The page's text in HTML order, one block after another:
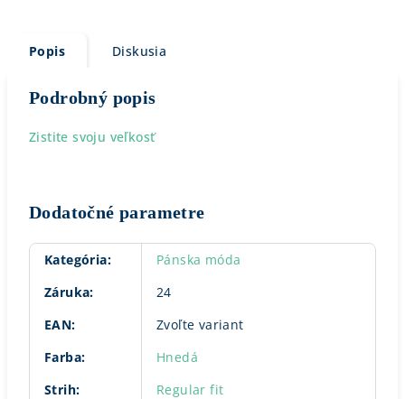
Popis Diskusia
Podrobný popis
Zistite svoju veľkosť
Dodatočné parametre
Kategória:
Pánska móda
Záruka:
24
EAN:
Zvoľte variant
Farba:
Hnedá
Strih:
Regular fit